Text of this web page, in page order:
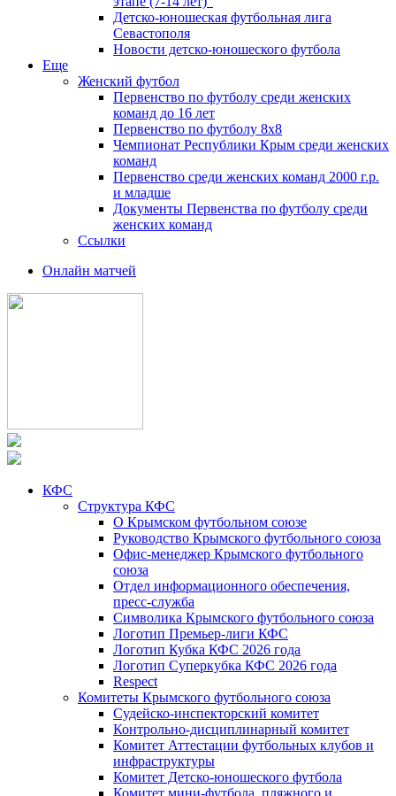
Детско-юношеская футбольная лига
Севастополя
Новости детско-юношеского футбола
Еще
Женский футбол
Первенство по футболу среди женских
команд до 16 лет
Первенство по футболу 8х8
Чемпионат Республики Крым среди женских
команд
Первенство среди женских команд 2000 г.р.
и младше
Документы Первенства по футболу среди
женских команд
Ссылки
Онлайн матчей
КФС
Структура КФС
О Крымском футбольном союзе
Руководство Крымского футбольного союза
Офис-менеджер Крымского футбольного
союза
Отдел информационного обеспечения,
пресс-служба
Символика Крымского футбольного союза
Логотип Премьер-лиги КФС
Логотип Кубка КФС 2026 года
Логотип Суперкубка КФС 2026 года
Respect
Комитеты Крымского футбольного союза
Судейско-инспекторский комитет
Контрольно-дисциплинарный комитет
Комитет Аттестации футбольных клубов и
инфраструктуры
Комитет Детско-юношеского футбола
Комитет мини-футбола, пляжного и